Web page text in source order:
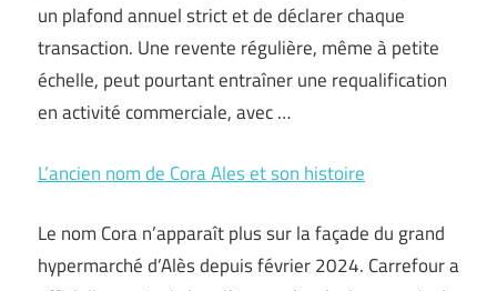
un plafond annuel strict et de déclarer chaque
transaction. Une revente régulière, même à petite
échelle, peut pourtant entraîner une requalification
en activité commerciale, avec …
L’ancien nom de Cora Ales et son histoire
Le nom Cora n’apparaît plus sur la façade du grand
hypermarché d’Alès depuis février 2024. Carrefour a